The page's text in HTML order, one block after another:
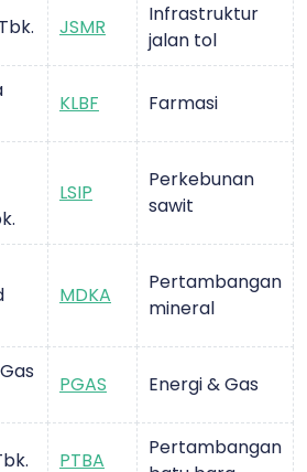
JSMR
Infrastruktur
jalan tol
KLBF Farmasi
LSIP
Perkebunan
sawit
MDKA
Pertambangan
mineral
PGAS Energi & Gas
PTBA
Pertambangan